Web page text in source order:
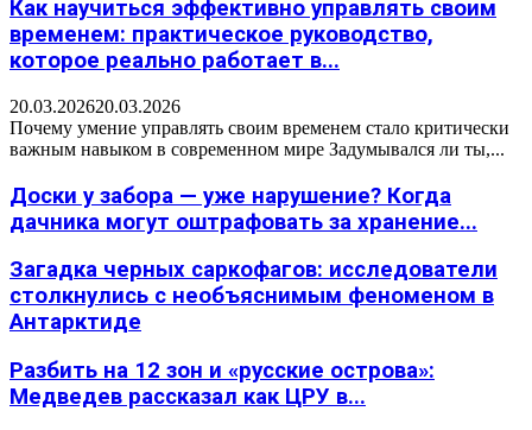
Как научиться эффективно управлять своим
временем: практическое руководство,
которое реально работает в...
20.03.202620.03.2026
Почему умение управлять своим временем стало критически
важным навыком в современном мире Задумывался ли ты,...
Доски у забора — уже нарушение? Когда
дачника могут оштрафовать за хранение...
Загадка черных саркофагов: исследователи
столкнулись с необъяснимым феноменом в
Антарктиде
Разбить на 12 зон и «русские острова»:
Медведев рассказал как ЦРУ в...